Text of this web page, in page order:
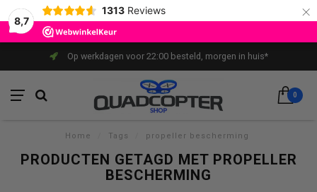
8,7
1313 Reviews ×
Op werkdagen voor 22:00 besteld, morgen in huis*
0
Home Tags propeller bescherming
PRODUCTEN GETAGD MET PROPELLER
BESCHERMING